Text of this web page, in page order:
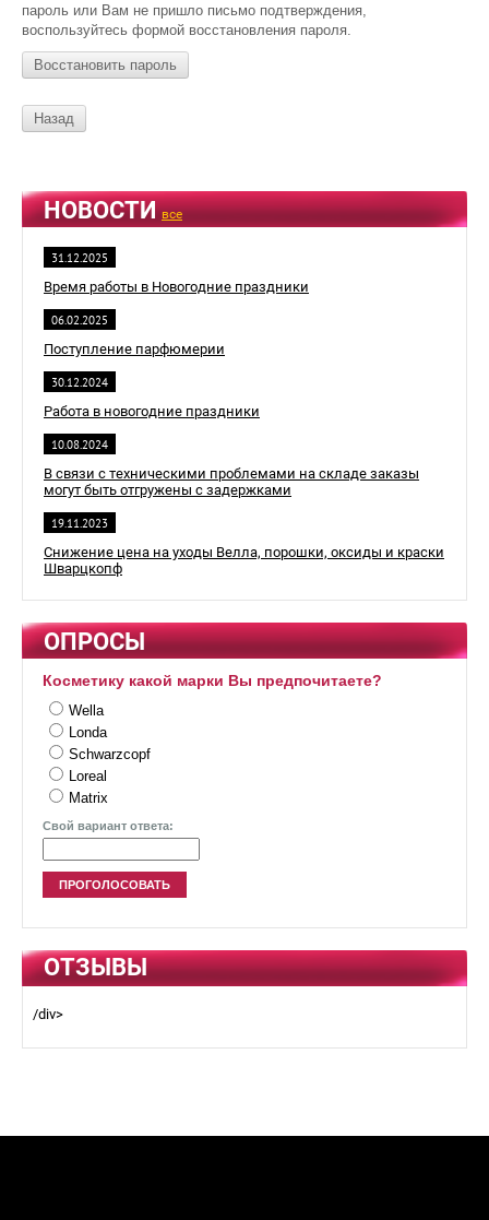
НОВОСТИвсе
31.12.2025
Время работы в Новогодние праздники
06.02.2025
Поступление парфюмерии
30.12.2024
Работа в новогодние праздники
10.08.2024
В связи с техническими проблемами на складе заказы
могут быть отгружены с задержками
19.11.2023
Снижение цена на уходы Велла, порошки, оксиды и краски
Шварцкопф
ОПРОСЫ
Косметику какой марки Вы предпочитаете?
Wella
Londa
Schwarzcopf
Loreal
Matrix
Свой вариант ответа:
ОТЗЫВЫ
/div>
пароль или Вам не пришло письмо подтверждения,
воспользуйтесь формой восстановления пароля.
Восстановить пароль
Назад